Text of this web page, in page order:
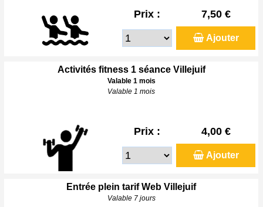
Prix : 7,50 €
Ajouter
Activités fitness 1 séance Villejuif
Valable 1 mois
Valable 1 mois
Prix : 4,00 €
Ajouter
Entrée plein tarif Web Villejuif
Valable 7 jours